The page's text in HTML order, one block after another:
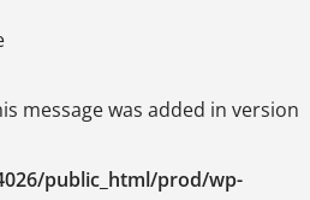
message was added in version
public_html/prod/wp-